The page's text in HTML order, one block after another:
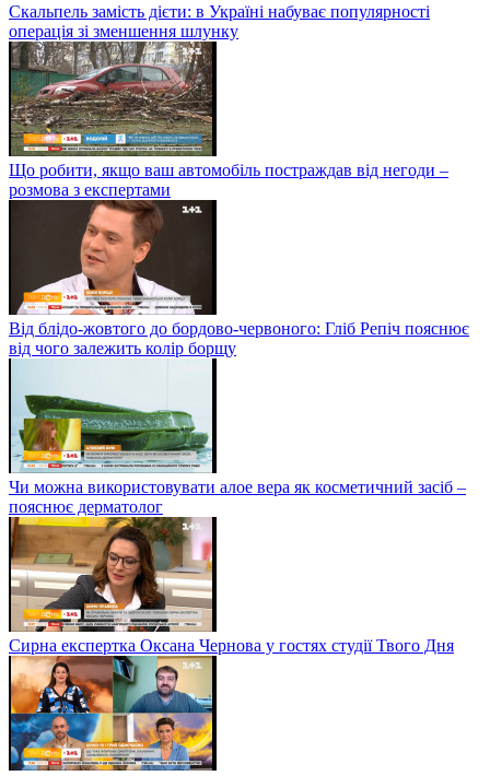
Скальпель замість дієти: в Україні набуває популярності
операція зі зменшення шлунку
Що робити, якщо ваш автомобіль постраждав від негоди –
розмова з експертами
Від блідо-жовтого до бордово-червоного: Гліб Репіч пояснює
від чого залежить колір борщу
Чи можна використовувати алое вера як косметичний засіб –
пояснює дерматолог
Сирна експертка Оксана Чернова у гостях студії Твого Дня